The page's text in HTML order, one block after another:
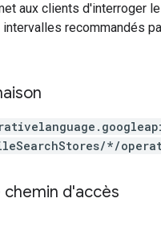
aux clients d'interroger
recommandés
/*/
d'accès